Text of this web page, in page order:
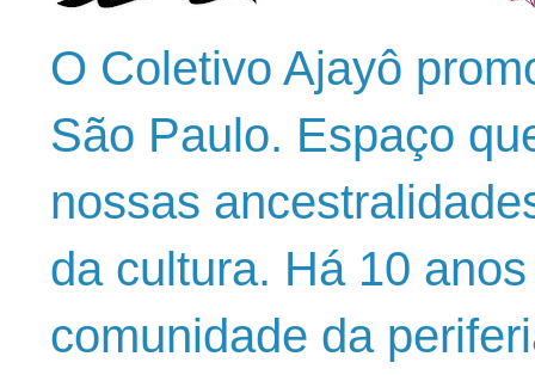
O Coletivo Ajayô
São Paulo. Espaço
nossas
da cultura. Há 10
comunidade da